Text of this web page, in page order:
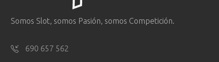
Somos Slot, somos Pasión, somos Competición.
690 657 562